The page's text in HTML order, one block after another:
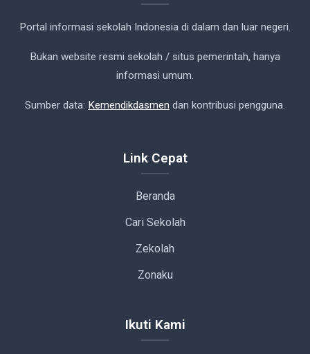
Portal informasi sekolah Indonesia di dalam dan luar negeri.
Bukan website resmi sekolah / situs pemerintah, hanya
informasi umum.
Sumber data: Kemendikdasmen dan kontribusi pengguna.
Link Cepat
Beranda
Cari Sekolah
Zekolah
Zonaku
Ikuti Kami